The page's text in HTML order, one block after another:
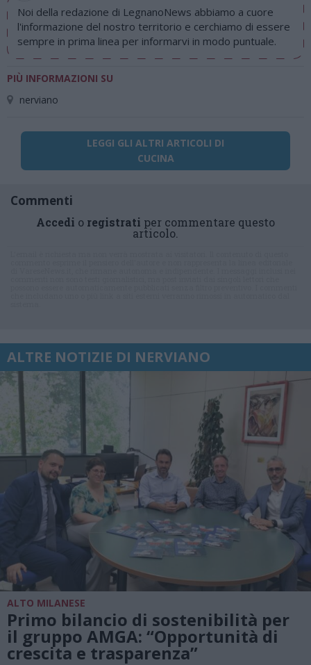
Noi della redazione di LegnanoNews abbiamo a cuore
l'informazione del nostro territorio e cerchiamo di essere
sempre in prima linea per informarvi in modo puntuale.
PIÙ INFORMAZIONI SU
nerviano
LEGGI GLI ALTRI ARTICOLI DI
CUCINA
Commenti
Accedi o registrati per commentare questo
articolo.
ALTRE NOTIZIE DI NERVIANO
ALTO MILANESE
Primo bilancio di sostenibilità per
il gruppo AMGA: “Opportunità di
crescita e trasparenza”